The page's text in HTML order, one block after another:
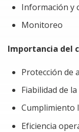
Información y
Monitoreo
Importancia del
Protección de
Fiabilidad de
Cumplimiento
Eficiencia